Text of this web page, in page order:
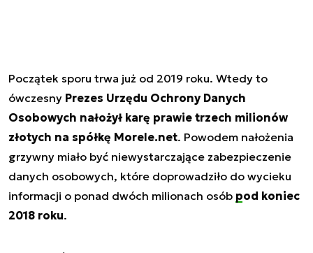
Początek sporu trwa już od 2019 roku. Wtedy to
ówczesny Prezes Urzędu Ochrony Danych
Osobowych nałożył karę prawie trzech milionów
złotych na spółkę Morele.net. Powodem nałożenia
grzywny miało być niewystarczające zabezpieczenie
danych osobowych, które doprowadziło do wycieku
informacji o ponad dwóch milionach osób pod koniec
2018 roku.